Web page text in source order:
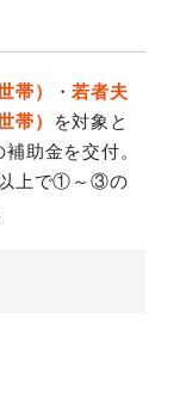
帯） ・若者夫
帯）
を対象と
補助金を交付。
以上で①～③の